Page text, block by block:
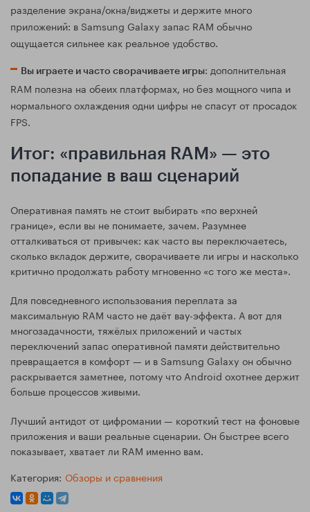
разделение экрана/окна/виджеты и держите много
приложений: в Samsung Galaxy запас RAM обычно
ощущается сильнее как реальное удобство.
Вы играете и часто сворачиваете игры: дополнительная
RAM полезна на обеих платформах, но без мощного чипа и
нормального охлаждения одни цифры не спасут от просадок
FPS.
Итог: «правильная RAM» — это
попадание в ваш сценарий
Оперативная память не стоит выбирать «по верхней
границе», если вы не понимаете, зачем. Разумнее
отталкиваться от привычек: как часто вы переключаетесь,
сколько вкладок держите, сворачиваете ли игры и насколько
критично продолжать работу мгновенно «с того же места».
Для повседневного использования переплата за
максимальную RAM часто не даёт вау-эффекта. А вот для
многозадачности, тяжёлых приложений и частых
переключений запас оперативной памяти действительно
превращается в комфорт — и в Samsung Galaxy он обычно
раскрывается заметнее, потому что Android охотнее держит
больше процессов живыми.
Лучший антидот от цифромании — короткий тест на фоновые
приложения и ваши реальные сценарии. Он быстрее всего
показывает, хватает ли RAM именно вам.
Категория: Обзоры и сравнения